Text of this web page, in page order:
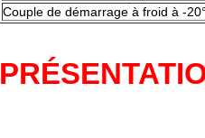
Couple de démarrage à froid à -